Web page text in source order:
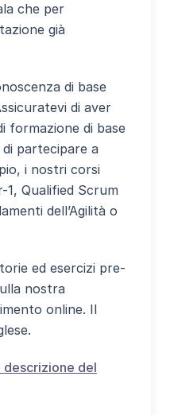
che per
già
di base
di aver
formazione di base
partecipare a
i nostri corsi
1, Qualified Scrum
dell’Agilità o
ed esercizi pre-
nostra
online. Il
descrizione del